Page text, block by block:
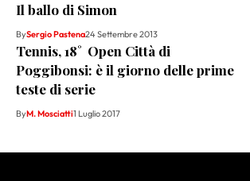
Il ballo di Simon
BySergio Pastena24 Settembre 2013
Tennis, 18˚ Open Città di
Poggibonsi: è il giorno delle prime
teste di serie
ByM. Mosciatti1 Luglio 2017